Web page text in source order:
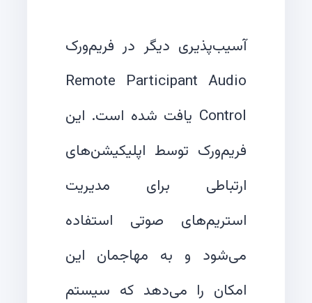
آسیب‌پذیری دیگر در فریم‌ورک
Remote Participant Audio
Control یافت شده است. این
فریم‌ورک توسط اپلیکیشن‌های
ارتباطی برای مدیریت
استریم‌های صوتی استفاده
می‌شود و به مهاجمان این
امکان را می‌دهد که سیستم